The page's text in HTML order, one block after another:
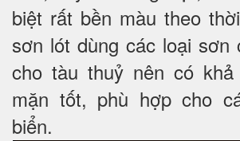
biệt rất bền màu theo
sơn lót dùng các loại sơn
cho tàu thuỷ nên có khả
mặn tốt, phù hợp cho
biển.